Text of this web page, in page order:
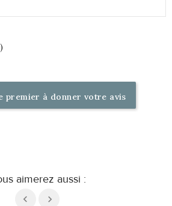
premier à donner votre avis
aimerez aussi :